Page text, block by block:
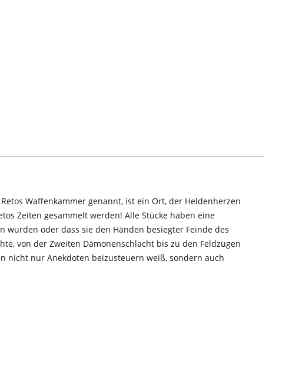
Waffenkammer genannt, ist ein Ort, der Heldenherzen
Zeiten gesammelt werden! Alle Stücke haben eine
wurden oder dass sie den Händen besiegter Feinde des
von der Zweiten Dämonenschlacht bis zu den Feldzügen
nicht nur Anekdoten beizusteuern weiß, sondern auch